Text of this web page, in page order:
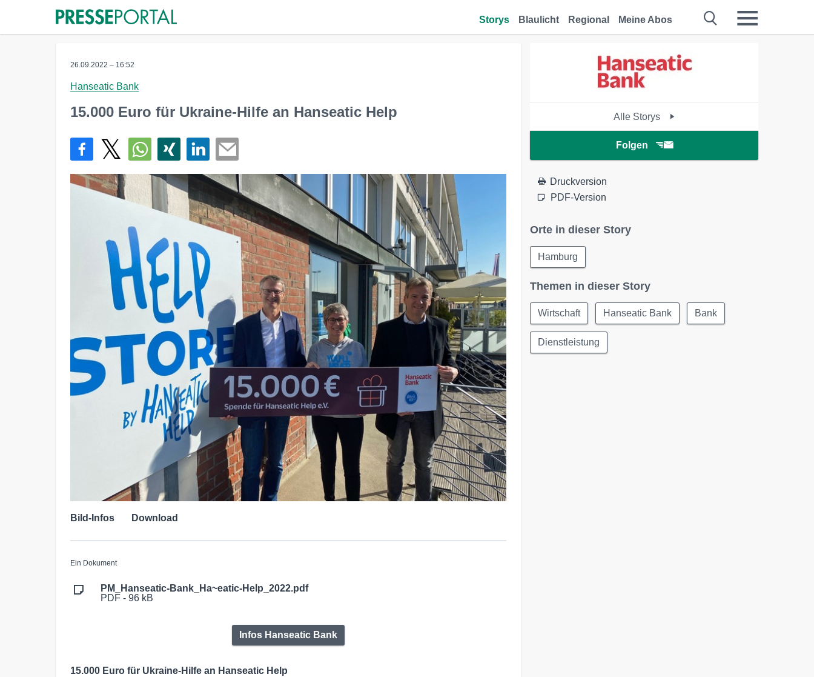
Storys Blaulicht Regional Meine Abos
26.09.2022 – 16:52
Hanseatic Bank
15.000 Euro für Ukraine-Hilfe an Hanseatic Help
Bild-Infos Download
Ein Dokument
PM_Hanseatic-Bank_Ha~eatic-Help_2022.pdf
PDF - 96 kB
Infos Hanseatic Bank
15.000 Euro für Ukraine-Hilfe an Hanseatic Help
Alle Storys
Folgen
Druckversion
PDF-Version
Orte in dieser Story
Hamburg
Themen in dieser Story
Wirtschaft Hanseatic Bank Bank
Dienstleistung